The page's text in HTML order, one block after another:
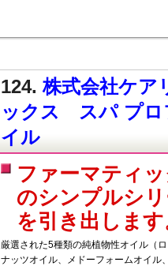
124.株式会社ケア
ックス スパ プ
イル
ファーマティ
のシンプルシ
を引き出します
厳選された5種類の純植物性オイル（
ナッツオイル、メドーフォームオイル